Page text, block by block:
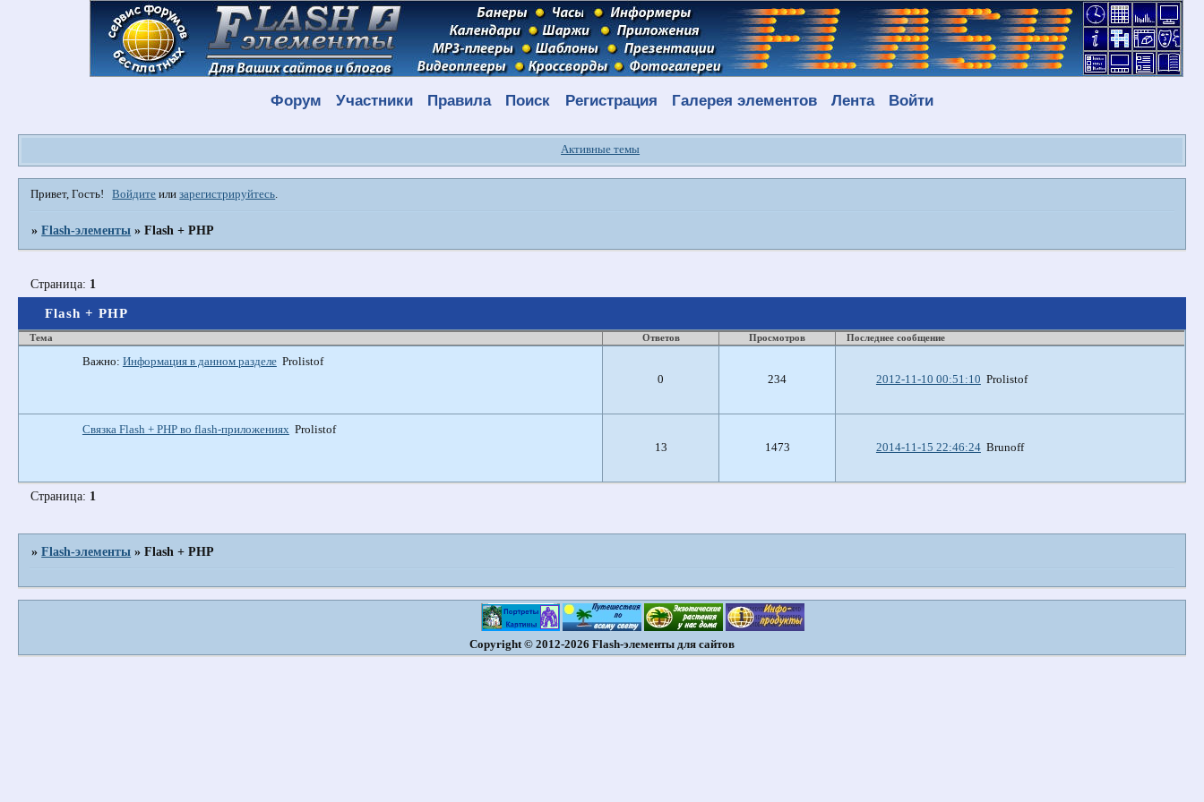
Форум Участники Правила Поиск Регистрация Галерея элементов Лента Войти
Активные темы
Привет, Гость! Войдите илизарегистрируйтесь
»Flash-элементы »Flash + PHP
Flash + PHP
Страница: 1
Тема Ответов Просмотров Последнее сообщение
Важно: Информация в данном разделе Prolistof
0
234 2012-11-10 00:51:10 Prolistof
Связка Flash + PHP во flash-приложениях Prolistof
13
1473 2014-11-15 22:46:24 Brunoff
Страница: 1
»Flash-элементы »Flash + PHP
Copyright © 2012-2026 Flash-элементы для сайтов